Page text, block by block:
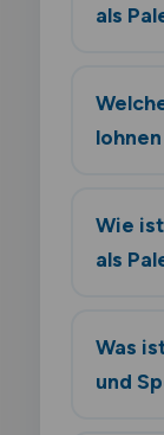
als
Wie
als
Was
und